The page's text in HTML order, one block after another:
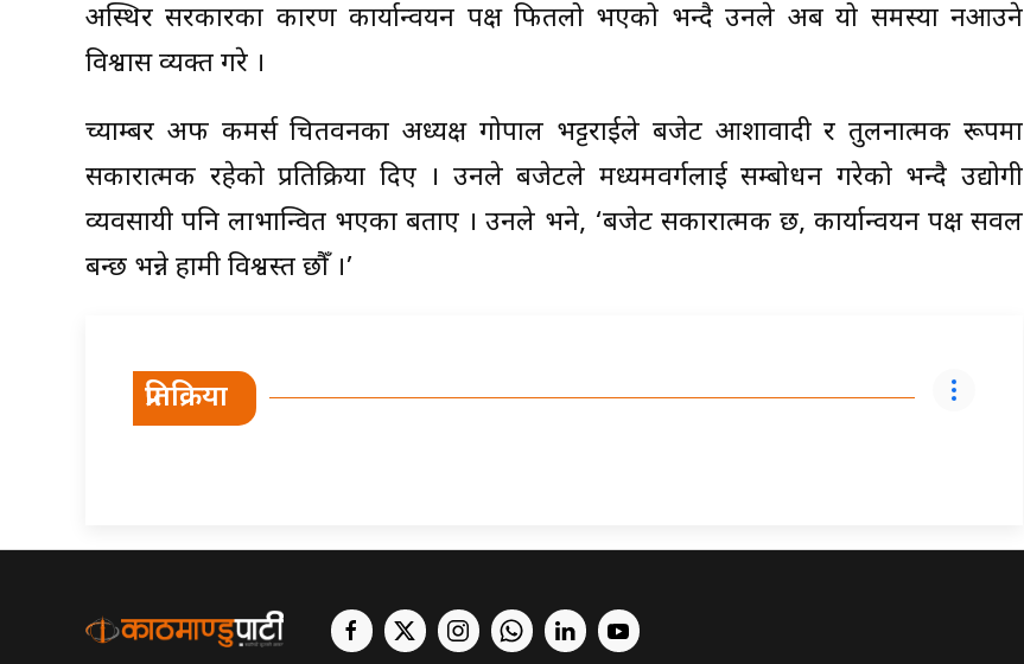
अस्थिर सरकारका कारण कार्यान्वयन पक्ष फितलो भएको भन्दै उनले अब यो समस्या नआउने
विश्वास व्यक्त गरे ।
च्याम्बर अफ कमर्स चितवनका अध्यक्ष गोपाल भट्टराईले बजेट आशावादी र तुलनात्मक रूपमा
सकारात्मक रहेको प्रतिक्रिया दिए । उनले बजेटले मध्यमवर्गलाई सम्बोधन गरेको भन्दै उद्योगी
व्यवसायी पनि लाभान्वित भएका बताए । उनले भने, ‘बजेट सकारात्मक छ, कार्यान्वयन पक्ष सवल
बन्छ भन्ने हामी विश्वस्त छौँ ।’
प्रतिक्रिया